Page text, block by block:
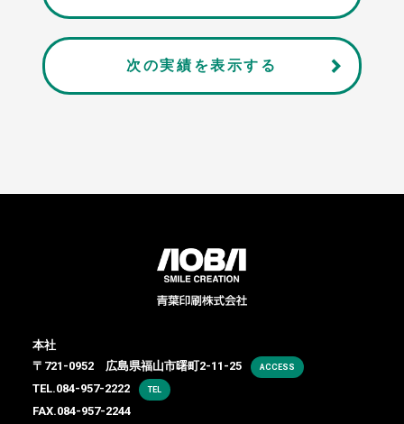
次の実績を表示する
本社
〒721-0952 広島県福山市曙町2-11-25
ACCESS
TEL.084-957-2222 TEL
FAX.084-957-2244